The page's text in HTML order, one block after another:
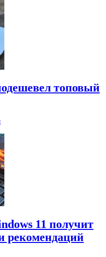
топовый
11 получит
рекомендаций